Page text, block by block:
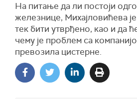
На питање да ли постоји
железнице, Михајловићева
тек бити утврђено, као и да
чему је проблем са
превозила цистерне.